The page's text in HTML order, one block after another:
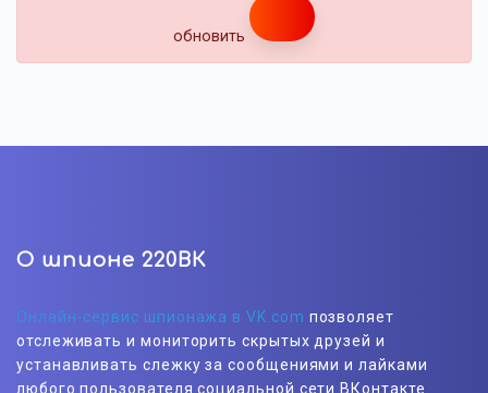
обновить
О шпионе 220ВК
Онлайн-сервис шпионажа в VK.com позволяет
отслеживать и мониторить скрытых друзей и
устанавливать слежку за сообщениями и лайками
любого пользователя социальной сети ВКонтакте.